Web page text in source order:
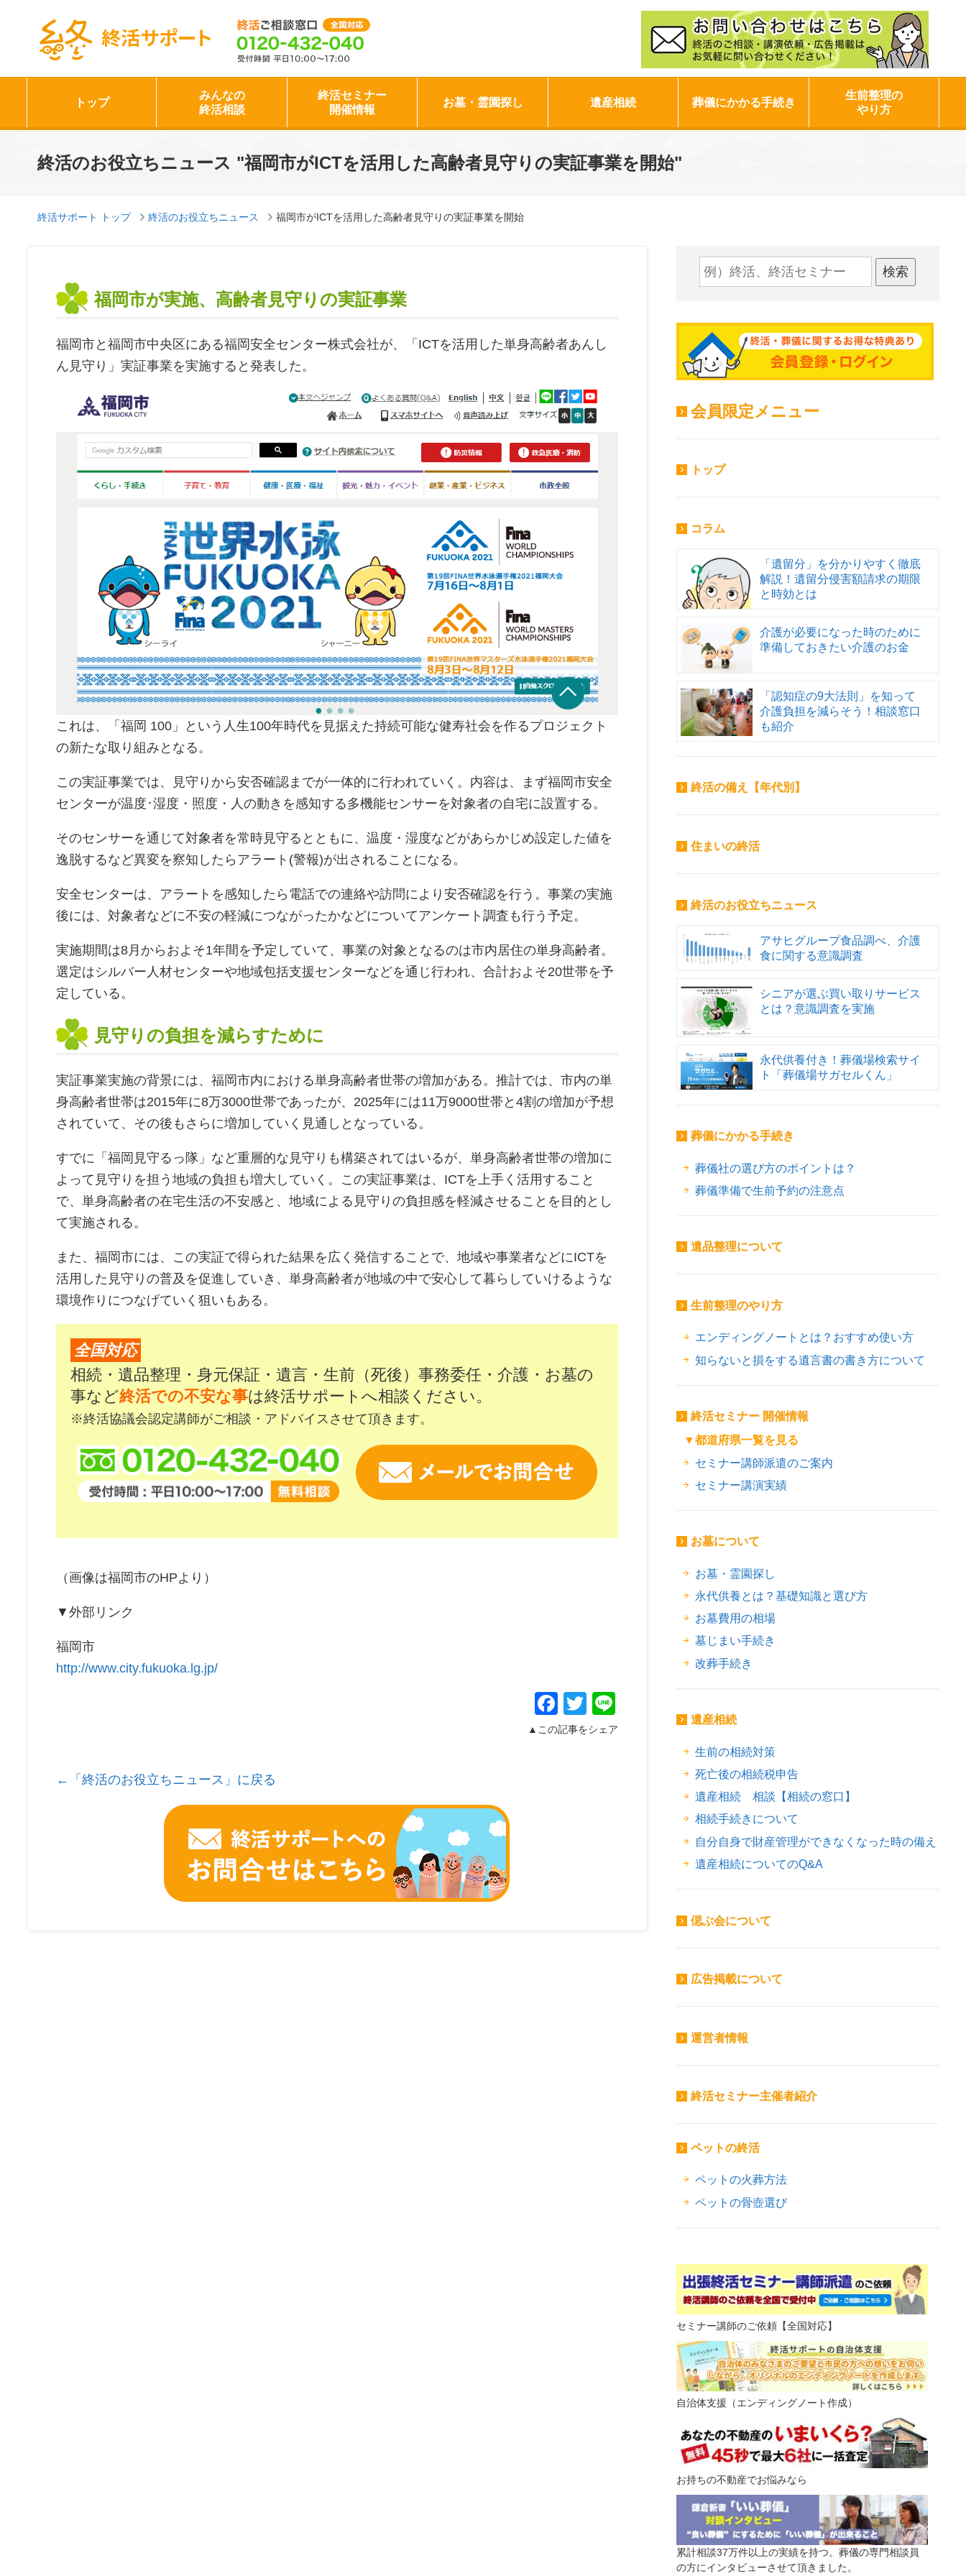
終活サポート
トップ
みんなの
終活相談
終活セミナー
開催情報
お墓・霊園探し 遺産相続 葬儀にかかる手続き
生前整理の
やり方
終活のお役立ちニュース "福岡市がICTを活用した高齢者見守りの実証事業を開始"
終活サポート トップ 終活のお役立ちニュース 福岡市がICTを活用した高齢者見守りの実証事業を開始
福岡市が実施、高齢者見守りの実証事業
福岡市と福岡市中央区にある福岡安全センター株式会社が、「ICTを活用した単身高齢者あんし
ん見守り」実証事業を実施すると発表した。
これは、「福岡 100」という人生100年時代を見据えた持続可能な健寿社会を作るプロジェクト
の新たな取り組みとなる。
この実証事業では、見守りから安否確認までが一体的に行われていく。内容は、まず福岡市安全
センターが温度･湿度・照度・人の動きを感知する多機能センサーを対象者の自宅に設置する。
そのセンサーを通じて対象者を常時見守るとともに、温度・湿度などがあらかじめ設定した値を
逸脱するなど異変を察知したらアラート(警報)が出されることになる。
安全センターは、アラートを感知したら電話での連絡や訪問により安否確認を行う。事業の実施
後には、対象者などに不安の軽減につながったかなどについてアンケート調査も行う予定。
実施期間は8月からおよそ1年間を予定していて、事業の対象となるのは市内居住の単身高齢者。
選定はシルバー人材センターや地域包括支援センターなどを通じ行われ、合計およそ20世帯を予
定している。
見守りの負担を減らすために
実証事業実施の背景には、福岡市内における単身高齢者世帯の増加がある。推計では、市内の単
身高齢者世帯は2015年に8万3000世帯であったが、2025年には11万9000世帯と4割の増加が予想
されていて、その後もさらに増加していく見通しとなっている。
すでに「福岡見守るっ隊」など重層的な見守りも構築されてはいるが、単身高齢者世帯の増加に
よって見守りを担う地域の負担も増大していく。この実証事業は、ICTを上手く活用すること
で、単身高齢者の在宅生活の不安感と、地域による見守りの負担感を軽減させることを目的とし
て実施される。
また、福岡市には、この実証で得られた結果を広く発信することで、地域や事業者などにICTを
活用した見守りの普及を促進していき、単身高齢者が地域の中で安心して暮らしていけるような
環境作りにつなげていく狙いもある。
全国対応
相続・遺品整理・身元保証・遺言・生前（死後）事務委任・介護・お墓の
事など終活での不安な事は終活サポートへ相談ください。
※終活協議会認定講師がご相談・アドバイスさせて頂きます。
（画像は福岡市のHPより）
▼外部リンク
福岡市
http://www.city.fukuoka.lg.jp/
Facebook
Twitter
▲この記事をシェア
←「終活のお役立ちニュース」に戻る
検索
会員限定メニュー
トップ
コラム
「遺留分」を分かりやすく徹底
解説！遺留分侵害額請求の期限
と時効とは
介護が必要になった時のために
準備しておきたい介護のお金
「認知症の9大法則」を知って
介護負担を減らそう！相談窓口
も紹介
終活の備え【年代別】
住まいの終活
終活のお役立ちニュース
アサヒグループ食品調べ、介護
食に関する意識調査
シニアが選ぶ買い取りサービス
とは？意識調査を実施
永代供養付き！葬儀場検索サイ
ト「葬儀場サガセルくん」
葬儀にかかる手続き
葬儀社の選び方のポイントは？
葬儀準備で生前予約の注意点
遺品整理について
生前整理のやり方
エンディングノートとは？おすすめ使い方
知らないと損をする遺言書の書き方について
終活セミナー 開催情報
▼都道府県一覧を見る
セミナー講師派遣のご案内
セミナー講演実績
お墓について
お墓・霊園探し
永代供養とは？基礎知識と選び方
お墓費用の相場
墓じまい手続き
改葬手続き
遺産相続
生前の相続対策
死亡後の相続税申告
遺産相続 相談【相続の窓口】
相続手続きについて
自分自身で財産管理ができなくなった時の備え
遺産相続についてのQ&A
偲ぶ会について
広告掲載について
運営者情報
終活セミナー主催者紹介
ペットの終活
ペットの火葬方法
ペットの骨壺選び
セミナー講師のご依頼【全国対応】
自治体支援（エンディングノート作成）
お持ちの不動産でお悩みなら
累計相談37万件以上の実績を持つ。葬儀の専門相談員
の方にインタビューさせて頂きました。